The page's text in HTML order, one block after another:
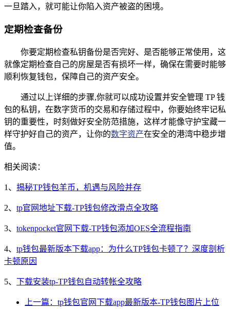
一旦踏入，就可能让你陷入资产被盗的困境。
定期检查备份
你要定期检查私钥备份是否完好、是否能够正常使用，这
就像定期检查自己的房屋是否有损坏一样，确保在需要时能够
顺利恢复钱包，保障自己的资产安全。
通过以上详细的步骤,你就可以成功设置并安全管理 TP 钱
包的私钥，在数字货币的交易和存储过程中，你要始终牢记私
钥的重要性，时刻做好安全防范措施，这样才能像守护宝藏一
样守护好自己的资产，让你的数字资产在安全的港湾中稳步增
值。
相关阅读：
1、 揭秘TP钱包羊币，机遇与风险并存
2、 tp官网地址下载-TP钱包修改滑点全攻略
3、 tokenpocket官网下载-TP钱包添加OES全流程指南
4、 tp钱包最新版本下载app：为什么TP钱包卡顿了？深度剖析
卡顿原因
5、 下载安装tp-TP钱包自动转帐全攻略
上一篇：tp钱包官网下载app最新版本-TP钱包图片上位